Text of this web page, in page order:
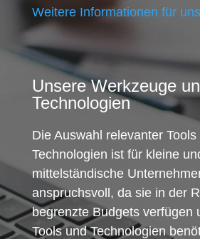
Weitere Informationen für
Unsere Werkzeuge
Technologien
Die Auswahl relevanter Tools
Technologien ist für kleine
mittelständische
anspruchsvoll, da sie in der
begrenzte Budgets verfügen
Tools und Technologien